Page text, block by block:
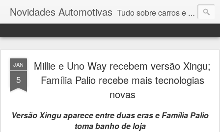
Novidades Automotivas Tudo sobre carros e motores
JAN
5
Millie e Uno Way recebem versão Xingu;
Família Palio recebe mais tecnologias
novas
Versão Xingu aparece entre duas eras e Família Palio
toma banho de loja